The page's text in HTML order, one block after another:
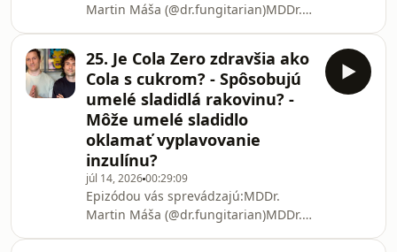
Martin Máša (@dr.fungitarian)MDDr.
lekárskou poradňou, 10% zľava s
kódom &quot;BIOHUSTLE&quot;Patríš
k ľuďom, ktorí v panike vyhadzujú
žuvačky kvôli aspartámu, no cez
víkend s čistým svedomím upečú „fit
koláč“ osladený umelým sladidlom?
Okolo chémie v potravinách vládne
obrovský chaos.
25. Je Cola Zero zdravšia ako
Cola s cukrom? - Spôsobujú
umelé sladidlá rakovinu? -
Môže umelé sladidlo
oklamať vyplavovanie
inzulínu?
júl 14, 202600:29:09
Epizódou vás sprevádzajú:MDDr.
Martin Máša (@dr.fungitarian)MDDr.